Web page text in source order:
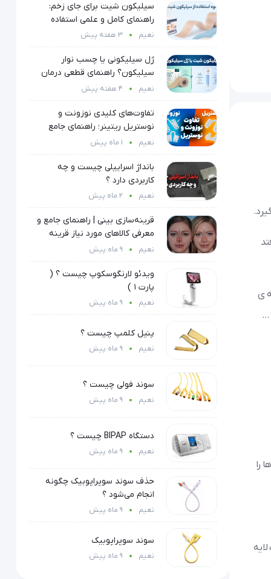
ی
…
را
سیلیکون شیت برای جای زخم:
راهنمای کامل و علمی استفاده
نعیم 3 هفته پیش
ژل سیلیکونی یا چسب نوار
سیلیکون؟ راهنمای قطعی درمان
جای زخم
نعیم 4 هفته پیش
تفاوت‌های کلیدی نوزونت و
نوستریل ریتینر؛ راهنمای جامع
انتخاب مدل و زمان طلایی استفاده
نعیم 1 ماه پیش
بانداژ اسراییلی چیست و چه
کاربردی دارد ؟
نعیم 2 ماه پیش
قرینه‌سازی بینی | راهنمای جامع و
معرفی کالاهای مورد نیاز قرینه
سایزی
نعیم 9 ماه پیش
ویدئو لارنگوسکوپ چیست ؟ (
پارت ۱ )
نعیم 9 ماه پیش
پنیل کلمپ چیست ؟
نعیم 9 ماه پیش
سوند فولی چیست ؟
نعیم 9 ماه پیش
دستگاه BIPAP چیست ؟
نعیم 9 ماه پیش
حذف سوند سوپراپوبیک چگونه
انجام می‌شود ؟
نعیم 9 ماه پیش
سوند سوپراپوبیک
نعیم 9 ماه پیش